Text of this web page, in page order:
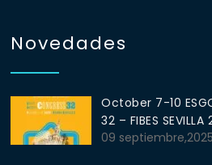
Novedades
October 7-10
32 – FIBES SEVILLA
09 septiembre,2025